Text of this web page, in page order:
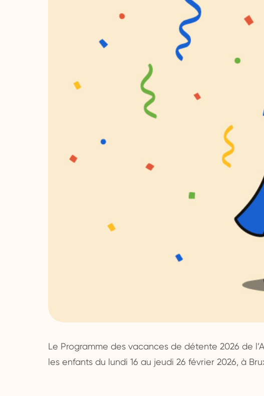
Le Programme des vacances de détente 2026 de
les enfants du lundi 16 au jeudi 26 février 2026, à